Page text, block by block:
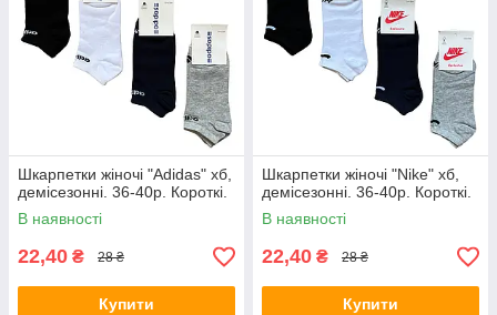
Шкарпетки жіночі "Adidas" хб,
демісезонні. 36-40р. Короткі.
В наявності
22,40 ₴ 28 ₴
Купити
Шкарпетки жіночі "Nike" хб,
демісезонні. 36-40р. Короткі.
В наявності
22,40 ₴ 28 ₴
Купити